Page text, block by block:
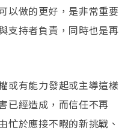
以做的更好，是非常重要
支持者負責，同時也是再
或有能力發起或主導這樣
已經造成，而信任不再
忙於應接不暇的新挑戰、